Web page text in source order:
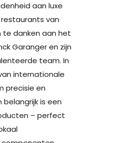
aan luxe
van
te danken aan het
Garanger en zijn
team. In
internationale
precisie en
is een
– perfect